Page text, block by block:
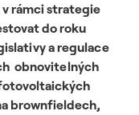
v rámci strategie
do roku
a regulace
obnovitelných
brownfieldech,